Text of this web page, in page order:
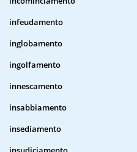
infeudamento
inglobamento
ingolfamento
innescamento
insabbiamento
insediamento